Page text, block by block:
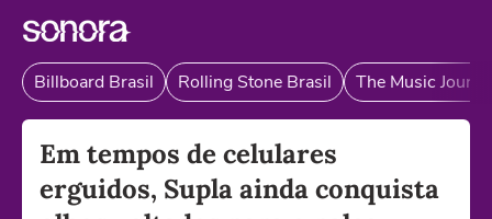
Billboard Brasil Rolling Stone Brasil The Music
Em tempos de celulares
erguidos, Supla ainda conquista